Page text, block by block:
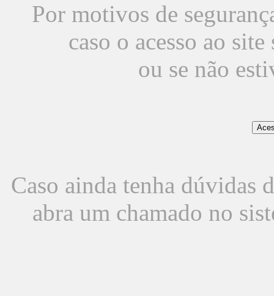
Por motivos de
caso o acesso ao
ou se não
Caso ainda tenha dúvidas
abra um chamado no